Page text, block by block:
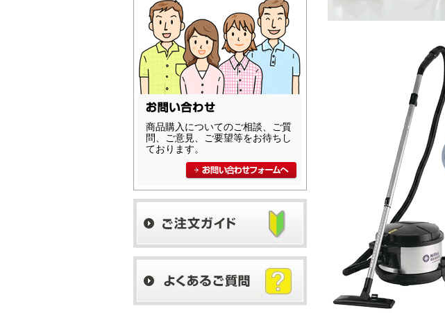
商品購入についてのご相談、ご質
問、ご意見、ご要望等をお待ちし
ております。